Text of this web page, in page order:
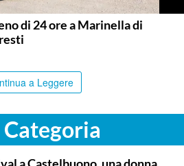
di 24 ore a Marinella di
a Leggere